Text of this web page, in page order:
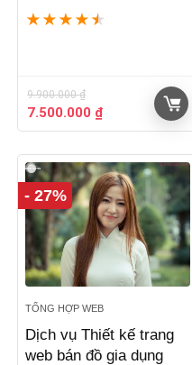
★ ★ ★ ★ ★
9.900.000₫
Giá
gốc
9.900.000 ₫.
7.500.000 ₫Giá
hiện
là:
7.500.000 ₫.
- 27%
TỔNG HỢP WEB
Dịch vụ Thiết kế trang
web bán đồ gia dụng